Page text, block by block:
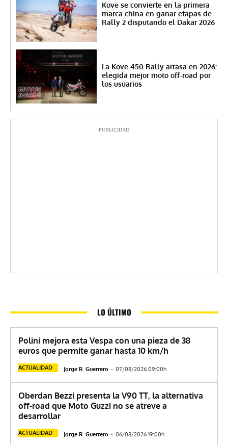
Kove se convierte en la primera
marca china en ganar etapas de
Rally 2 disputando el Dakar 2026
La Kove 450 Rally arrasa en 2026:
elegida mejor moto off-road por
los usuarios
PUBLICIDAD
LO ÚLTIMO
Polini mejora esta Vespa con una pieza de 38
euros que permite ganar hasta 10 km/h
ACTUALIDAD Jorge R. Guerrero - 07/08/2026 09:00h
Oberdan Bezzi presenta la V90 TT, la alternativa
off-road que Moto Guzzi no se atreve a
desarrollar
ACTUALIDAD Jorge R. Guerrero - 06/08/2026 19:00h